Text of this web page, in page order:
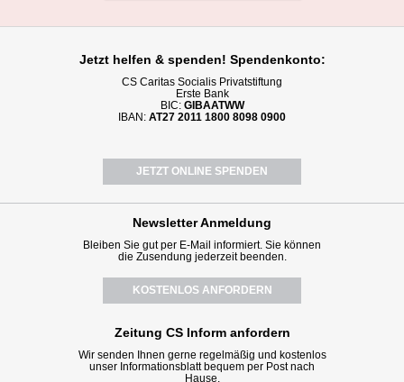
Jetzt helfen & spenden! Spendenkonto:
CS Caritas Socialis Privatstiftung
Erste Bank
BIC: GIBAATWW
IBAN: AT27 2011 1800 8098 0900
JETZT ONLINE SPENDEN
NewsletterAnmeldung
Bleiben Sie gut per E-Mail informiert. Sie können
die Zusendung jederzeit beenden.
KOSTENLOS ANFORDERN
Zeitung CS Inform anfordern
Wir senden Ihnen gerne regelmäßig und kostenlos
unser Informationsblatt bequem per Post nach
Hause.